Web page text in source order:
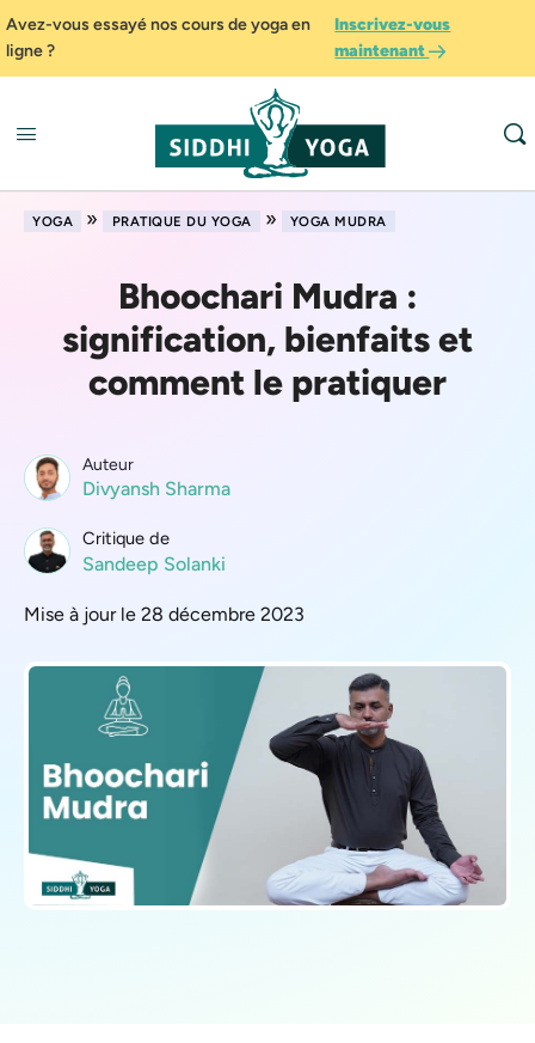
Avez-vous essayé nos cours de yoga en
ligne ?
Inscrivez-vous
maintenant
YOGA » PRATIQUE DU YOGA » YOGA MUDRA
Bhoochari Mudra :
signification, bienfaits et
comment le pratiquer
Auteur
Divyansh Sharma
Critique de
Sandeep Solanki
Mise à jour le 28 décembre 2023